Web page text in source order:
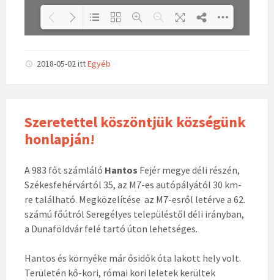
2018-05-02ittEgyéb
Szeretettel köszöntjük községünk
honlapján!
A 983 főt számláló Hantos Fejér megye déli részén,
Székesfehérvártól 35, az M7-es autópályától 30 km-
re található. Megközelítése az M7-esről letérve a 62.
számú főútról Seregélyes településtől déli irányban,
a Dunaföldvár felé tartó úton lehetséges.
Hantos és környéke már ősidők óta lakott hely volt.
Területén kő-kori, római kori leletek kerültek